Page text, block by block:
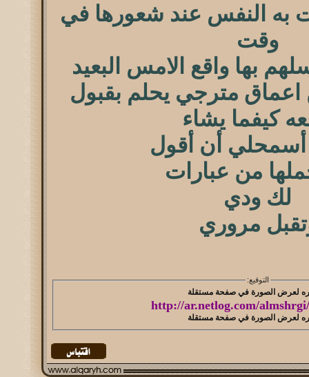
به النفس عند شعورها في
وقت
بها واقع الامس البعيد
مترجي يحلم بقبول
كيفما يشاء
أن أقول
من عبارات
لك ودي
مروري
التوقيع:
http://ar.netlog.com/